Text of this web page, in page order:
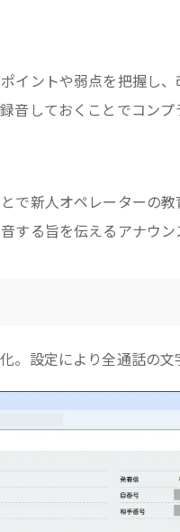
イントや弱点を把握し
しておくことでコンプ
で新人オペレーターの
する旨を伝えるアナウ
設定により全通話の文